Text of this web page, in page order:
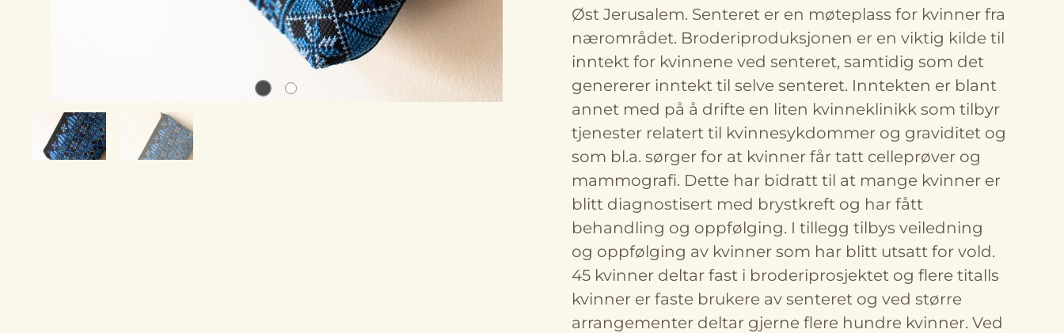
Øst Jerusalem. Senteret er en møteplass for kvinner fra
nærområdet. Broderiproduksjonen er en viktig kilde til
inntekt for kvinnene ved senteret, samtidig som det
genererer inntekt til selve senteret. Inntekten er blant
annet med på å drifte en liten kvinneklinikk som tilbyr
tjenester relatert til kvinnesykdommer og graviditet og
som bl.a. sørger for at kvinner får tatt celleprøver og
mammografi. Dette har bidratt til at mange kvinner er
blitt diagnostisert med brystkreft og har fått
behandling og oppfølging. I tillegg tilbys veiledning
og oppfølging av kvinner som har blitt utsatt for vold.
45 kvinner deltar fast i broderiprosjektet og flere titalls
kvinner er faste brukere av senteret og ved større
arrangementer deltar gjerne flere hundre kvinner. Ved